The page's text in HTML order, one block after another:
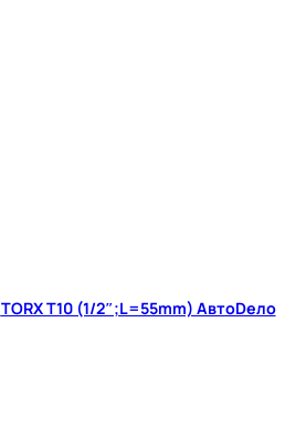
головка со вставкой TORX T10 (1/2″;L=55mm) АвтоDело